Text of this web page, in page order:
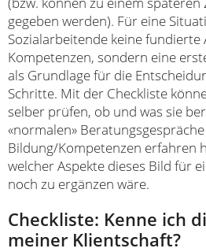
gegeben werden). Für eine
Sozialarbeitende keine fundierte
Kompetenzen, sondern eine
als Grundlage für die
Schritte. Mit der Checkliste
selber prüfen, ob und was sie
«normalen»
Bildung/Kompetenzen erfahren
welcher Aspekte dieses Bild für
noch zu ergänzen wäre.
Checkliste: Kenne ich
meiner Klientschaft?